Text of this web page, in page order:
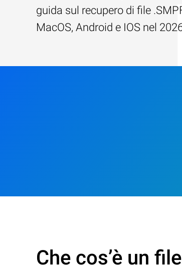
guida sul recupero di file
MacOS, Android e IOS nel
Che cos’è un